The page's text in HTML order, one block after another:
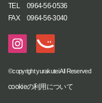
TEL
0964-56-0536
FAX
0964-56-3040
©copyright yurakutei All Reserved
cookieの利用について